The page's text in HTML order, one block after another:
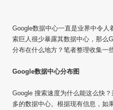
Google数据中心一直是业界中令人
索巨人很少暴露其数据中心，那么
分布在什么地方？笔者整理收集一
Google数据中心分布图
Google 搜索速度为什么能这么快
多的数据中心。根据现有信息，如